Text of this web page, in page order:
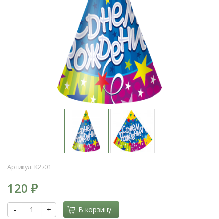
Артикул: К2701
120 ₽
- + В корзину